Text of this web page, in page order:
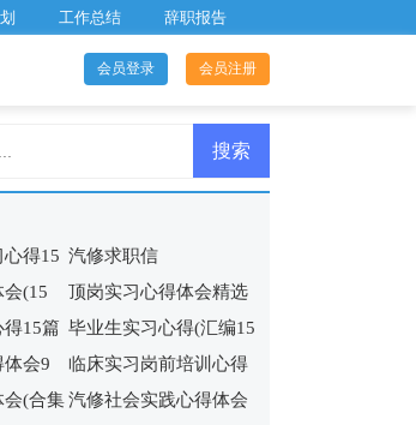
工作总结 辞职报告
会员登录 会员注册
得15 汽修求职信
(15
顶岗实习心得体会精选
15篇
15篇 毕业生实习心得(汇编15
篇)
体会9
临床实习岗前培训心得
体会
会(合集汽修社会实践心得体会